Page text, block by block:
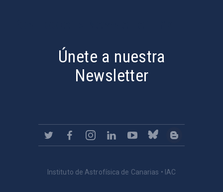
Únete a nuestra
Newsletter
Instituto de Astrofísica de Canarias • IAC